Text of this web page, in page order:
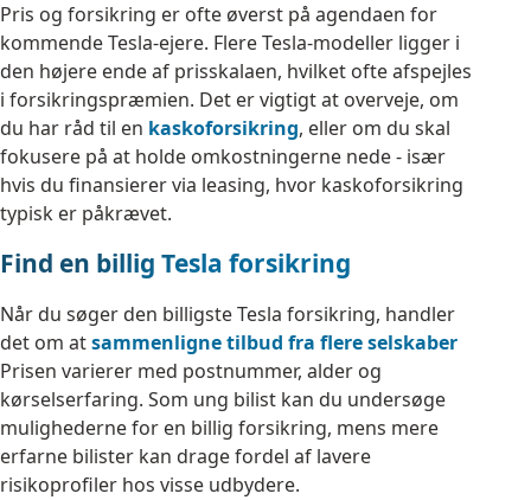
Pris og forsikring er ofte øverst på agendaen for
kommende Tesla-ejere. Flere Tesla-modeller ligger i
den højere ende af prisskalaen, hvilket ofte afspejles
i forsikringspræmien. Det er vigtigt at overveje, om
du har råd til en kaskoforsikring, eller om du skal
fokusere på at holde omkostningerne nede - især
hvis du finansierer via leasing, hvor kaskoforsikring
typisk er påkrævet.
Find en billig Tesla forsikring
Når du søger den billigste Tesla forsikring, handler
det om atsammenligne tilbud fra flere selskaber
Prisen varierer med postnummer, alder og
kørselserfaring. Som ung bilist kan du undersøge
mulighederne for en billig forsikring, mens mere
erfarne bilister kan drage fordel af lavere
risikoprofiler hos visse udbydere.